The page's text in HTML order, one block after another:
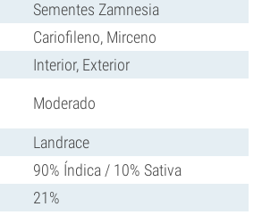
Sementes Zamnesia
Cariofileno, Mirceno
Interior, Exterior
Moderado
Landrace
90% Índica / 10% Sativa
21%